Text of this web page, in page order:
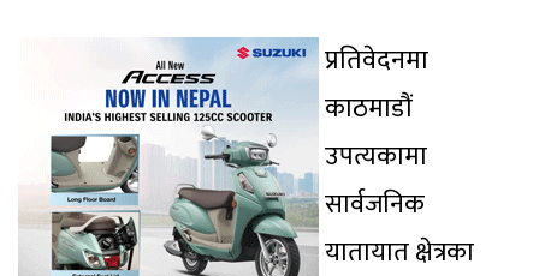
प्रतिवेदनमा
काठमाडौं
उपत्यकामा
सार्वजनिक
यातायात क्षेत्रका